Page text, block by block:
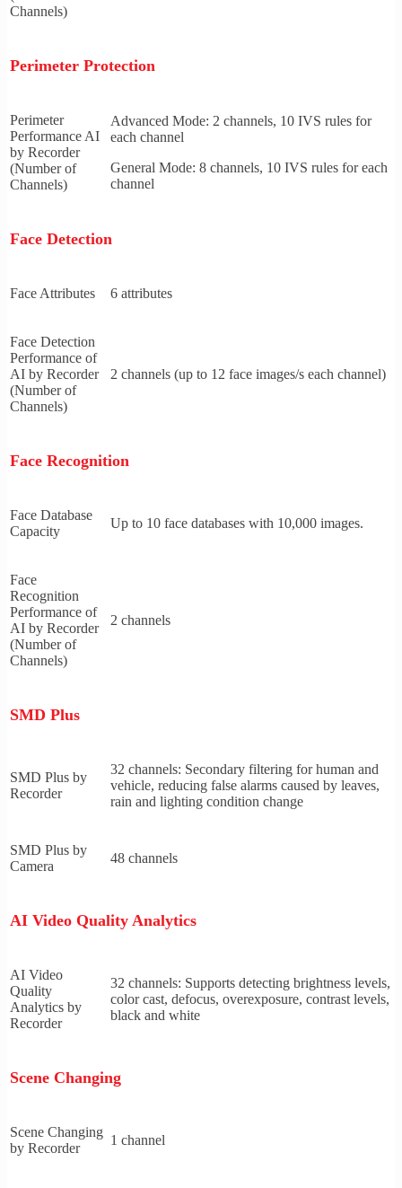
Channels)
Perimeter Protection
Perimeter
Performance AI
by Recorder
(Number of
Channels)
Advanced Mode: 2 channels, 10 IVS rules for
each channel
General Mode: 8 channels, 10 IVS rules for each
channel
Face Detection
Face Attributes 6 attributes
Face Detection
Performance of
AI by Recorder
(Number of
Channels)
2 channels (up to 12 face images/s each channel)
Face Recognition
Face Database
Capacity
Up to 10 face databases with 10,000 images.
Face
Recognition
Performance of
AI by Recorder
(Number of
Channels)
2 channels
SMD Plus
SMD Plus by
Recorder
32 channels: Secondary filtering for human and
vehicle, reducing false alarms caused by leaves,
rain and lighting condition change
SMD Plus by
Camera
48 channels
AI Video Quality Analytics
AI Video
Quality
Analytics by
Recorder
32 channels: Supports detecting brightness levels,
color cast, defocus, overexposure, contrast levels,
black and white
Scene Changing
Scene Changing
by Recorder
1 channel